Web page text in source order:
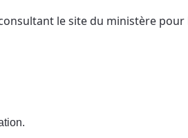
le site du ministère pour